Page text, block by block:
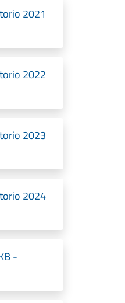
2021
2022
2023
2024
-